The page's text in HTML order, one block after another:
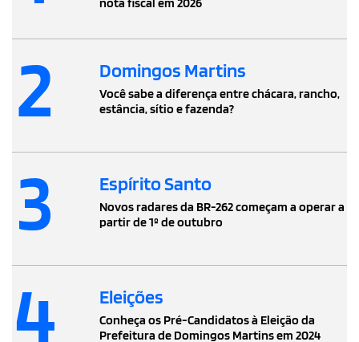
2 Domingos Martins
Você sabe a diferença entre chácara, rancho,
estância, sítio e fazenda?
3 Espírito Santo
Novos radares da BR-262 começam a operar a
partir de 1º de outubro
4 Eleições
Conheça os Pré-Candidatos à Eleição da
Prefeitura de Domingos Martins em 2024